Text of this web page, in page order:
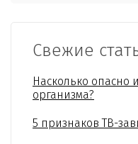
Свежие
Насколько опасно
организма?
5 признаков ТВ-